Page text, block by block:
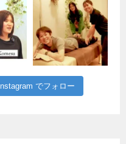
Instagram でフォロー